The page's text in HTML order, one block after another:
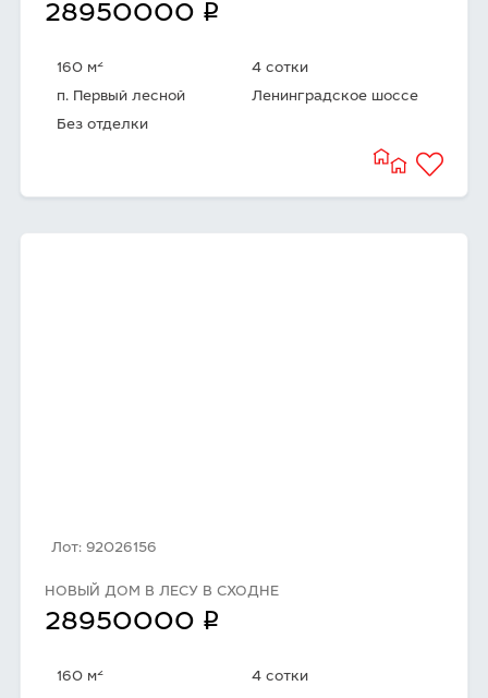
28950000 q
160 м2
4 сотки
п. Первый лесной
Ленинградское шоссе
Без отделки
Лот: 92026156
НОВЫЙ ДОМ В ЛЕСУ В СХОДНЕ
28950000 q
160 м2 4 сотки